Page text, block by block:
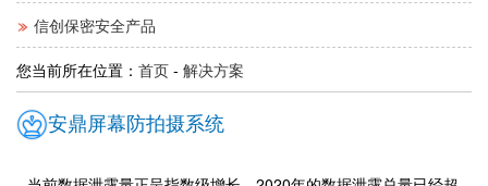
信创保密安全产品
您当前所在位置： 首页 - 解决方案
安鼎屏幕防拍摄系统